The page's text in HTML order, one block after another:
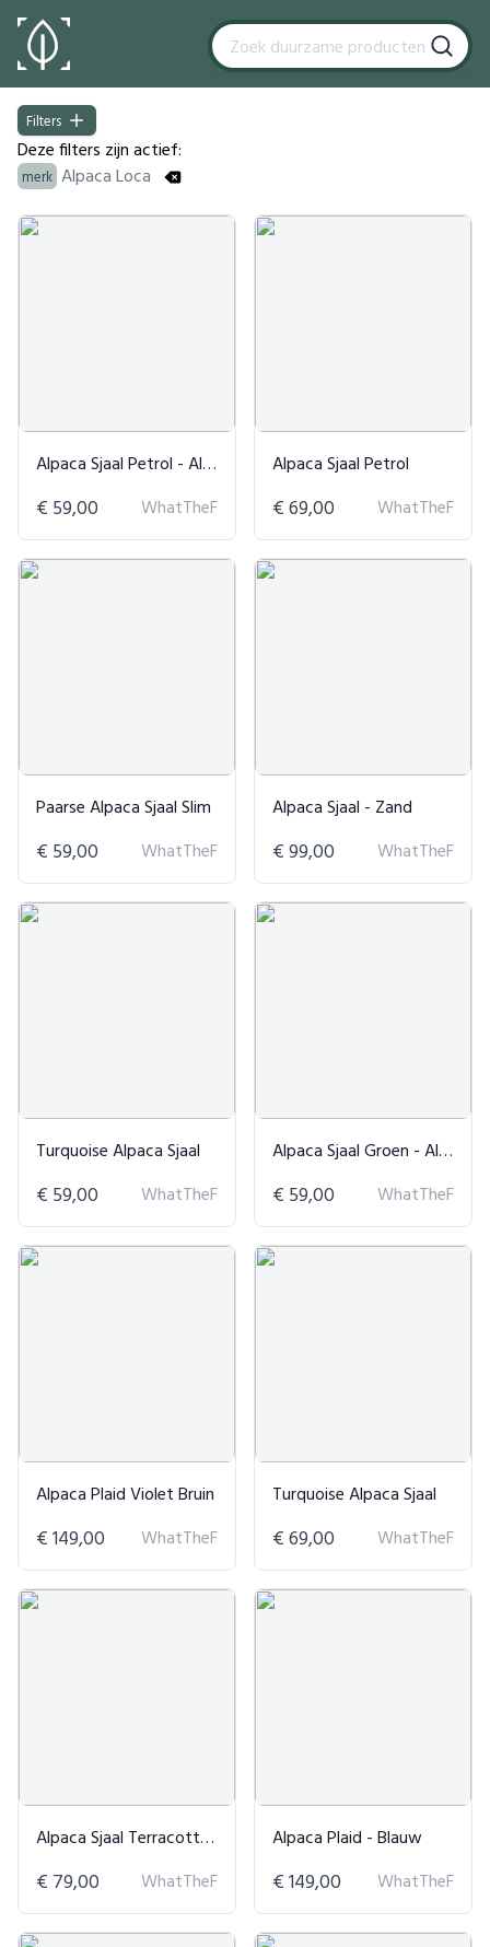
Filters
Filters
Deze filters zijn actief:
merk Alpaca Loca
Products
Alpaca Sjaal Petrol - Alpaca Loca
€ 59,00 WhatTheF
Alpaca Sjaal Petrol
€ 69,00 WhatTheF
Paarse Alpaca Sjaal Slim
€ 59,00 WhatTheF
Alpaca Sjaal - Zand
€ 99,00 WhatTheF
Turquoise Alpaca Sjaal
€ 59,00 WhatTheF
Alpaca Sjaal Groen - Alpaca Loca
€ 59,00 WhatTheF
Alpaca Plaid Violet Bruin
€ 149,00 WhatTheF
Turquoise Alpaca Sjaal
€ 69,00 WhatTheF
Alpaca Sjaal Terracotta - Dubbelzijdig & Warm
€ 79,00 WhatTheF
Alpaca Plaid - Blauw
€ 149,00 WhatTheF